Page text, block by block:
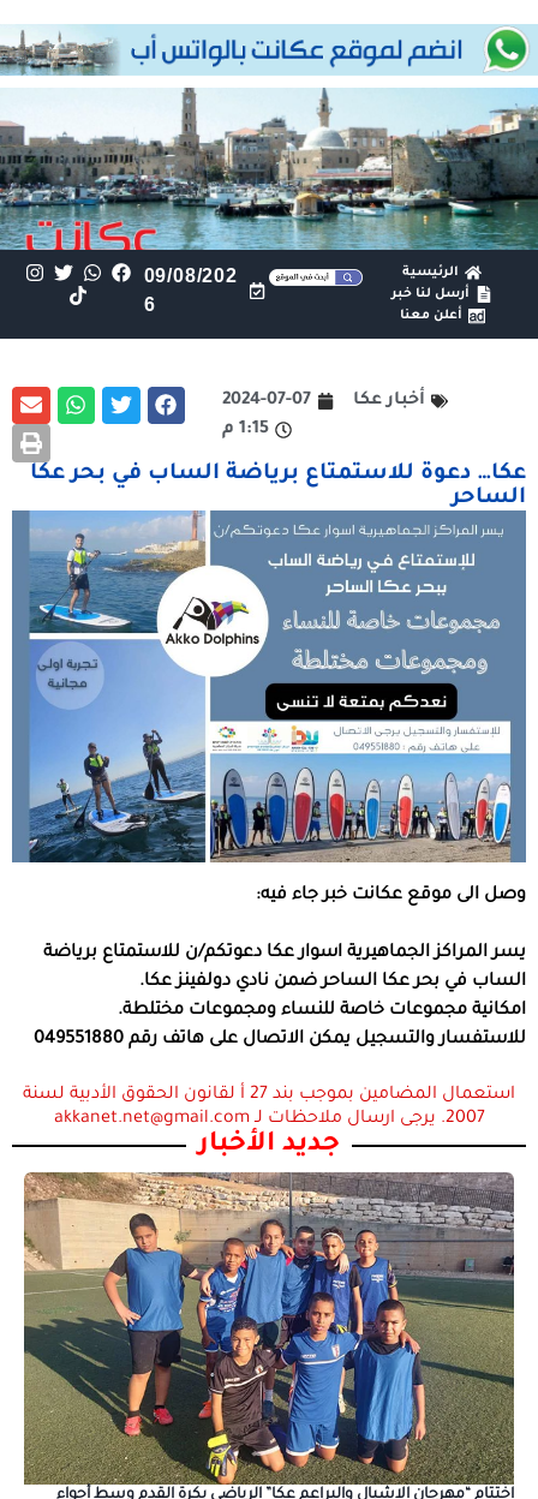
الرئيسية
أرسل لنا خبر
أعلن معنا
09/08/202
6
أخبار عكا
2024-07-07
1:15 م
عكا… دعوة للاستمتاع برياضة الساب في بحر عكا
الساحر
وصل الى موقع عكانت خبر جاء فيه:
يسر المراكز الجماهيرية اسوار عكا دعوتكم/ن للاستمتاع برياضة
الساب في بحر عكا الساحر ضمن نادي دولفينز عكا.
امكانية مجموعات خاصة للنساء ومجموعات مختلطة.
للاستفسار والتسجيل يمكن الاتصال على هاتف رقم 049551880
استعمال المضامين بموجب بند 27 أ لقانون الحقوق الأدبية لسنة
2007. يرجى ارسال ملاحظات لـ akkanet.net@gmail.com
جديد الأخبار
اختتام “مهرجان الاشبال والبراعم عكا” الرياضي بكرة القدم وسط أجواء